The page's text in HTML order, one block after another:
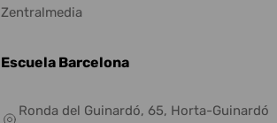
Zentralmedia
Escuela Barcelona
Ronda del Guinardó, 65, Horta-Guinardó